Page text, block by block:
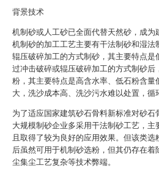
背景技术
机制砂或人工砂已全面代替天然砂，成
机制砂的加工工艺主要有干法制砂和湿
辊压破碎加工的方式制砂，其主要特点
过冲击破碎或辊压破碎加工的方式制砂
粉，其主要特点是高含水率、低石粉含
大，洗沙成本高、洗沙污水难以处置，循
为了适应国家建筑砂石骨料新标准对砂
大规模制砂企业多采用干法制砂工艺，
且取得了较为良好的应用效果。但该类
后虽然可用于机制砂选粉，但其仍存在
尘集尘工艺复杂等技术弊端。